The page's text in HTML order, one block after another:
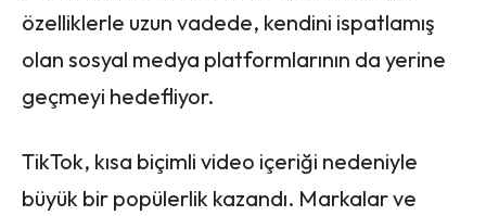
özelliklerle uzun vadede, kendini ispatlamış
olan sosyal medya platformlarının da yerine
geçmeyi hedefliyor.
TikTok, kısa biçimli video içeriği nedeniyle
büyük bir popülerlik kazandı. Markalar ve